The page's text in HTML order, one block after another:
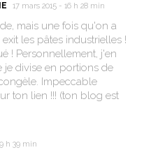
17 mars 2015 - 16 h 28 min
mais une fois qu'on a
les pâtes industrielles !
! Personnellement, j'en
je divise en portions de
Impeccable
ton lien !!! (ton blog est
h 39 min